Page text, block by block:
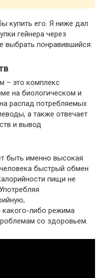
купить его. Я ниже дал
гейнера через
выбрать понравившийся:
– это комплекс
на биологическом и
распад потребляемых
а также отвечает
и вывод
быть именно высокая
быстрый обмен
пищи не
либо режима
со здоровьем.